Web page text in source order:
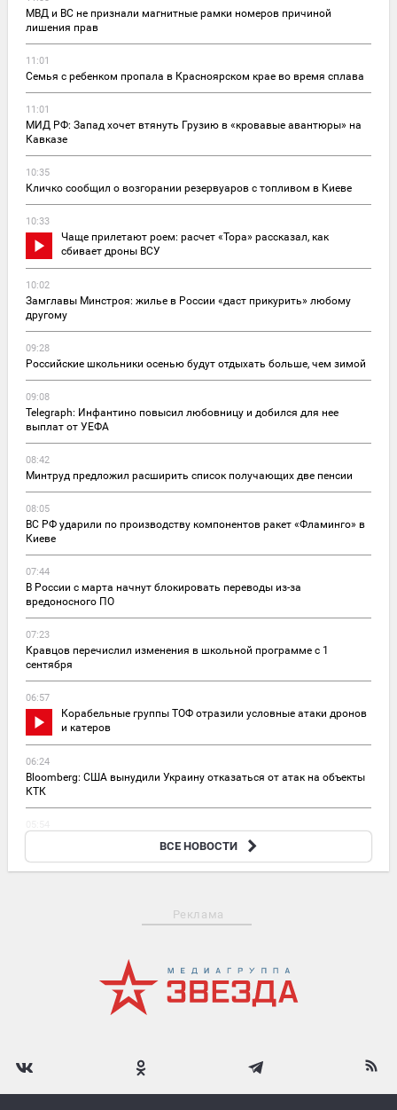
МВД и ВС не признали магнитные рамки номеров причиной
лишения прав
11:01
Семья с ребенком пропала в Красноярском крае во время сплава
11:01
МИД РФ: Запад хочет втянуть Грузию в «кровавые авантюры» на
Кавказе
10:35
Кличко сообщил о возгорании резервуаров с топливом в Киеве
10:33
Чаще прилетают роем: расчет «Тора» рассказал, как
сбивает дроны ВСУ
10:02
Замглавы Минстроя: жилье в России «даст прикурить» любому
другому
09:28
Российские школьники осенью будут отдыхать больше, чем зимой
09:08
Telegraph: Инфантино повысил любовницу и добился для нее
выплат от УЕФА
08:42
Минтруд предложил расширить список получающих две пенсии
08:05
ВС РФ ударили по производству компонентов ракет «Фламинго» в
Киеве
07:44
В России с марта начнут блокировать переводы из-за
вредоносного ПО
07:23
Кравцов перечислил изменения в школьной программе с 1
сентября
06:57
Корабельные группы ТОФ отразили условные атаки дронов
и катеров
06:24
Bloomberg: США вынудили Украину отказаться от атак на объекты
КТК
Пентагон досрочно отстранил отвечавшего за помощь ВСУ
ВСЕ НОВОСТИ
Реклама